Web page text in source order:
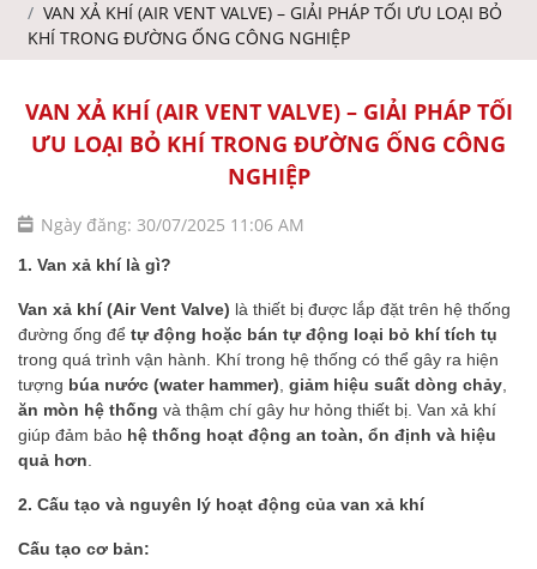
VAN XẢ KHÍ (AIR VENT VALVE) – GIẢI PHÁP TỐI ƯU LOẠI BỎ
KHÍ TRONG ĐƯỜNG ỐNG CÔNG NGHIỆP
VAN XẢ KHÍ (AIR VENT VALVE) – GIẢI PHÁP TỐI
ƯU LOẠI BỎ KHÍ TRONG ĐƯỜNG ỐNG CÔNG
NGHIỆP
Ngày đăng: 30/07/2025 11:06 AM
1. Van xả khí là gì?
Van xả khí (Air Vent Valve) là thiết bị được lắp đặt trên hệ thống
đường ống để tự động hoặc bán tự động loại bỏ khí tích tụ
trong quá trình vận hành. Khí trong hệ thống có thể gây ra hiện
tượng búa nước (water hammer) giảm hiệu suất dòng chảy
ăn mòn hệ thống và thậm chí gây hư hỏng thiết bị. Van xả khí
giúp đảm bảo hệ thống hoạt động an toàn, ổn định và hiệu
quả hơn
2. Cấu tạo và nguyên lý hoạt động của van xả khí
Cấu tạo cơ bản: